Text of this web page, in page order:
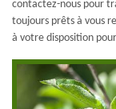
contactez-nous pour
toujours prêts à vous
à votre disposition